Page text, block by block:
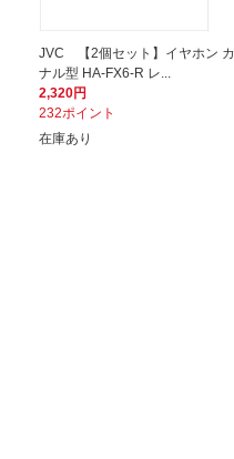
JVC 【2個セット】イヤホン カ
ナル型 HA-FX6-R レ...
2,320円
232ポイント
在庫あり